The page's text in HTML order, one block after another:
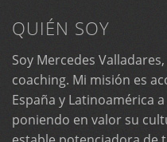
QUIÉN SOY
Soy Mercedes
coaching. Mi misión es
España y Latinoamérica
poniendo en valor su